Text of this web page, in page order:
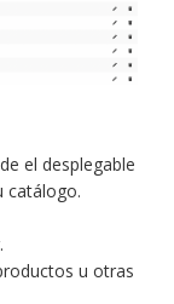
el desplegable
catálogo.
u otras